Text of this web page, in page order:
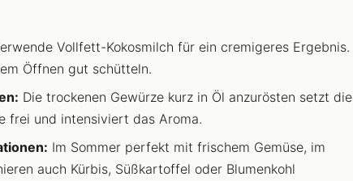
Vollfett-Kokosmilch für ein cremigeres Ergebnis.
Öffnen gut schütteln.
Die trockenen Gewürze kurz in Öl anzurösten setzt die
frei und intensiviert das Aroma.
Im Sommer perfekt mit frischem Gemüse, im
auch Kürbis, Süßkartoffel oder Blumenkohl